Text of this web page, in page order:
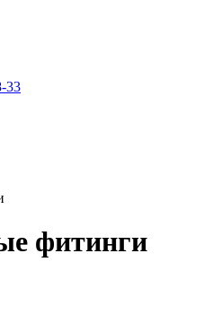
33
фитинги